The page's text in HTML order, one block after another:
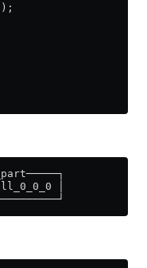
);
│